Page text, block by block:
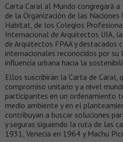
Carta Caral al Mundo congregará
de la Organización de las
Habitat, de los Colegios
Internacional de Arquitectos UIA,
de Arquitectos FPAA y destacados
internacionales reconocidos por su
influencia urbana hacia la
Ellos suscribirán la Carta de Caral,
compromiso unitario y a nivel
participantes en un ordenamiento
medio ambiente y en el
contribuyan a buscar soluciones
y seguras siguiendo la ruta de las
1931, Venecia en 1964 y Machu